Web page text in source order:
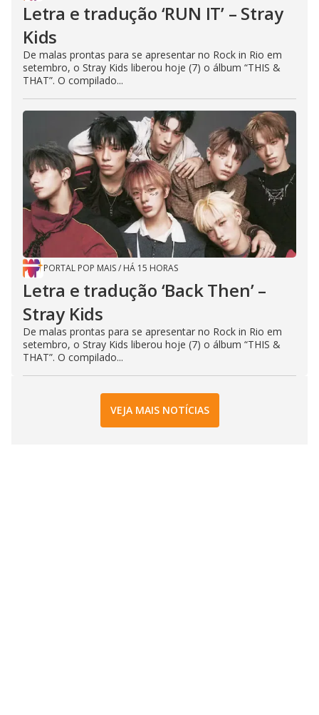
Letra e tradução ‘RUN IT’ – Stray
Kids
De malas prontas para se apresentar no Rock in Rio em
setembro, o Stray Kids liberou hoje (7) o álbum “THIS &
THAT”. O compilado...
PORTAL POP MAIS/ HÁ 15 HORAS
Letra e tradução ‘Back Then’ –
Stray Kids
De malas prontas para se apresentar no Rock in Rio em
setembro, o Stray Kids liberou hoje (7) o álbum “THIS &
THAT”. O compilado...
VEJA MAIS NOTÍCIAS